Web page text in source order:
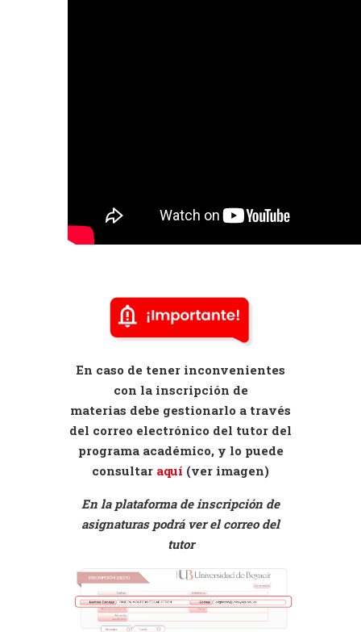
En caso de tener inconvenientes
con la inscripción de
materias debe gestionarlo a través
del correo electrónico del tutor del
programa académico, y lo puede
consultar aquí (ver imagen)
En la plataforma de inscripción de
asignaturas podrá ver el correo del
tutor